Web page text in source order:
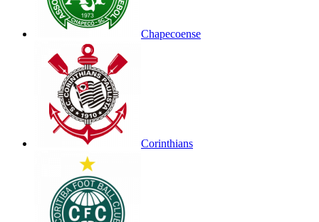
Chapecoense
Corinthians